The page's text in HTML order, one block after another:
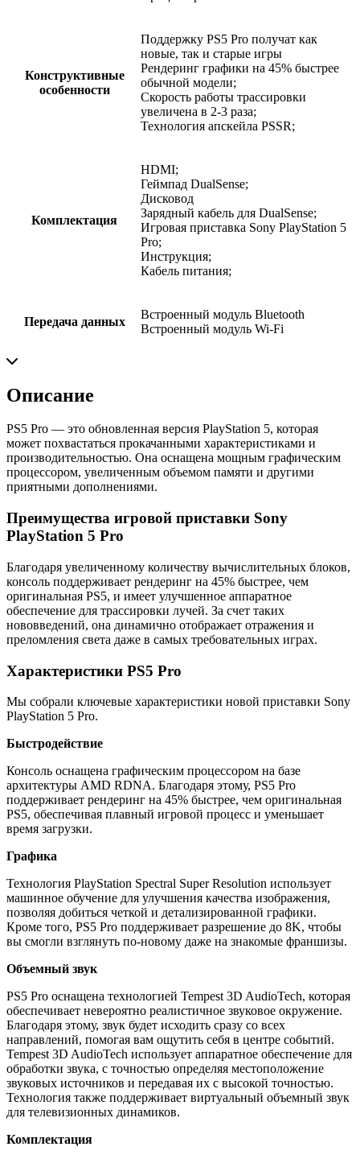
Конструктивные
особенности
Поддержку PS5 Pro получат как
новые, так и старые игры
Рендеринг графики на 45% быстрее
обычной модели;
Скорость работы трассировки
увеличена в 2-3 раза;
Технология апскейла PSSR;
Комплектация
HDMI;
Геймпад DualSense;
Дисковод
Зарядный кабель для DualSense;
Игровая приставка Sony PlayStation 5
Pro;
Инструкция;
Кабель питания;
Передача данных
Встроенный модуль Bluetooth
Встроенный модуль Wi-Fi
Описание
PS5 Pro — это обновленная версия PlayStation 5, которая
может похвастаться прокачанными характеристиками и
производительностью. Она оснащена мощным графическим
процессором, увеличенным объемом памяти и другими
приятными дополнениями.
Преимущества игровой приставки Sony
PlayStation 5 Pro
Благодаря увеличенному количеству вычислительных блоков,
консоль поддерживает рендеринг на 45% быстрее, чем
оригинальная PS5, и имеет улучшенное аппаратное
обеспечение для трассировки лучей. За счет таких
нововведений, она динамично отображает отражения и
преломления света даже в самых требовательных играх.
Характеристики PS5 Pro
Мы собрали ключевые характеристики новой приставки Sony
PlayStation 5 Pro.
Быстродействие
Консоль оснащена графическим процессором на базе
архитектуры AMD RDNA. Благодаря этому, PS5 Pro
поддерживает рендеринг на 45% быстрее, чем оригинальная
PS5, обеспечивая плавный игровой процесс и уменьшает
время загрузки.
Графика
Технология PlayStation Spectral Super Resolution использует
машинное обучение для улучшения качества изображения,
позволяя добиться четкой и детализированной графики.
Кроме того, PS5 Pro поддерживает разрешение до 8K, чтобы
вы смогли взглянуть по-новому даже на знакомые франшизы.
Объемный звук
PS5 Pro оснащена технологией Tempest 3D AudioTech, которая
обеспечивает невероятно реалистичное звуковое окружение.
Благодаря этому, звук будет исходить сразу со всех
направлений, помогая вам ощутить себя в центре событий.
Tempest 3D AudioTech использует аппаратное обеспечение для
обработки звука, с точностью определяя местоположение
звуковых источников и передавая их с высокой точностью.
Технология также поддерживает виртуальный объемный звук
для телевизионных динамиков.
Комплектация